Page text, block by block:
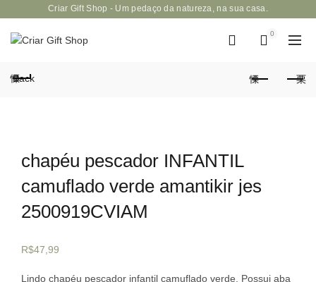
Criar Gift Shop - Um pedaço da natureza, na sua casa.
0
Back
chapéu pescador INFANTIL
camuflado verde amantikir jes
2500919CVIAM
R$47,99
Lindo chapéu pescador infantil camuflado verde. Possui aba